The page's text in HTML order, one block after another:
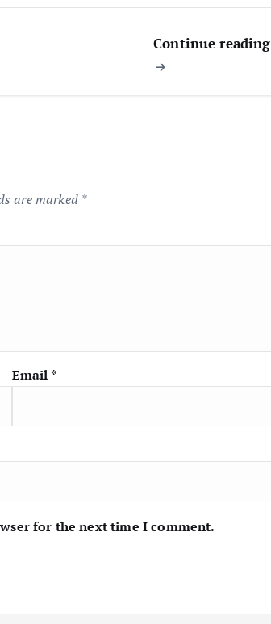
Continue reading
are marked *
Email *
for the next time I comment.